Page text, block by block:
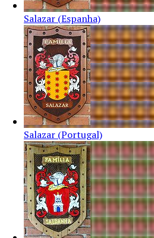
Salazar (Espanha)
Salazar (Portugal)